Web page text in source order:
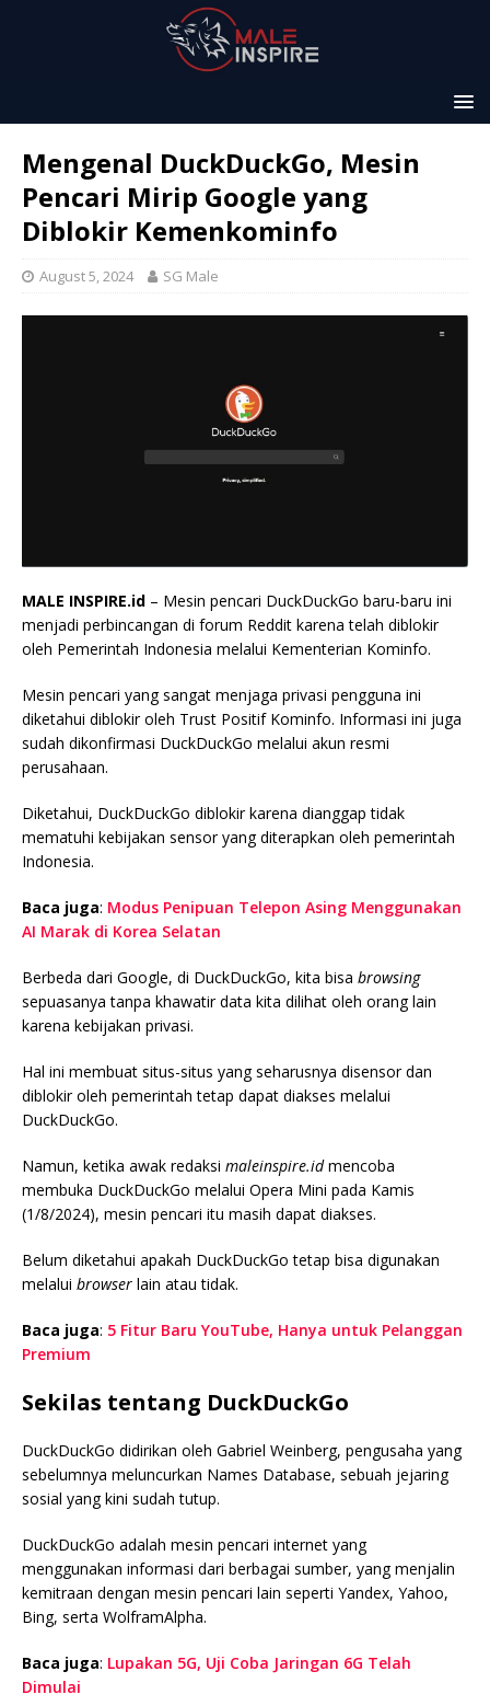
Mengenal DuckDuckGo, Mesin
Pencari Mirip Google yang
Diblokir Kemenkominfo
August 5, 2024 SG Male
MALE INSPIRE.id – Mesin pencari DuckDuckGo baru-baru ini
menjadi perbincangan di forum Reddit karena telah diblokir
oleh Pemerintah Indonesia melalui Kementerian Kominfo.
Mesin pencari yang sangat menjaga privasi pengguna ini
diketahui diblokir oleh Trust Positif Kominfo. Informasi ini juga
sudah dikonfirmasi DuckDuckGo melalui akun resmi
perusahaan.
Diketahui, DuckDuckGo diblokir karena dianggap tidak
mematuhi kebijakan sensor yang diterapkan oleh pemerintah
Indonesia.
Baca juga: Modus Penipuan Telepon Asing Menggunakan
AI Marak di Korea Selatan
Berbeda dari Google, di DuckDuckGo, kita bisa browsing
sepuasanya tanpa khawatir data kita dilihat oleh orang lain
karena kebijakan privasi.
Hal ini membuat situs-situs yang seharusnya disensor dan
diblokir oleh pemerintah tetap dapat diakses melalui
DuckDuckGo.
Namun, ketika awak redaksi maleinspire.idmencoba
membuka DuckDuckGo melalui Opera Mini pada Kamis
(1/8/2024), mesin pencari itu masih dapat diakses.
Belum diketahui apakah DuckDuckGo tetap bisa digunakan
melalui browser lain atau tidak.
Baca juga: 5 Fitur Baru YouTube, Hanya untuk Pelanggan
Premium
Sekilas tentang DuckDuckGo
DuckDuckGo didirikan oleh Gabriel Weinberg, pengusaha yang
sebelumnya meluncurkan Names Database, sebuah jejaring
sosial yang kini sudah tutup.
DuckDuckGo adalah mesin pencari internet yang
menggunakan informasi dari berbagai sumber, yang menjalin
kemitraan dengan mesin pencari lain seperti Yandex, Yahoo,
Bing, serta WolframAlpha.
Baca juga: Lupakan 5G, Uji Coba Jaringan 6G Telah
Dimulai